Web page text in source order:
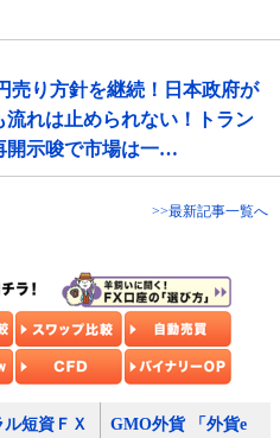
売り方針を継続！日本政府が
れは止められない！トラン
開示唆で市場は一…
>>最新記事一覧へ
短資ＦＸ
GMO外貨 「外貨e